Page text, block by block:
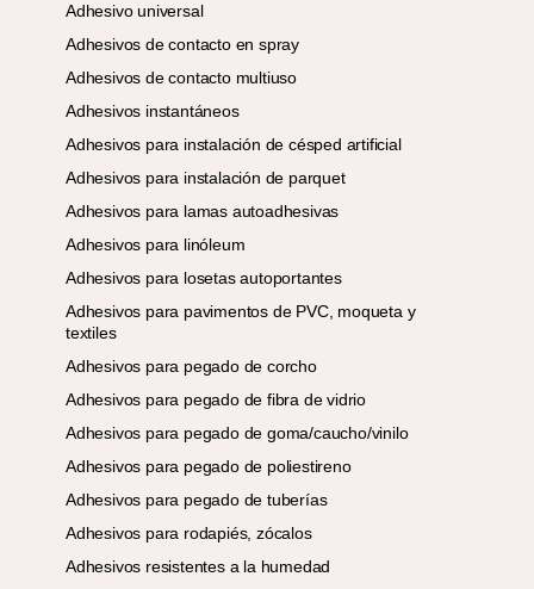
Adhesivo universal
Adhesivos de contacto en spray
Adhesivos de contacto multiuso
Adhesivos instantáneos
Adhesivos para instalación de césped artificial
Adhesivos para instalación de parquet
Adhesivos para lamas autoadhesivas
Adhesivos para linóleum
Adhesivos para losetas autoportantes
Adhesivos para pavimentos de PVC, moqueta y
textiles
Adhesivos para pegado de corcho
Adhesivos para pegado de fibra de vidrio
Adhesivos para pegado de goma/caucho/vinilo
Adhesivos para pegado de poliestireno
Adhesivos para pegado de tuberías
Adhesivos para rodapiés, zócalos
Adhesivos resistentes a la humedad